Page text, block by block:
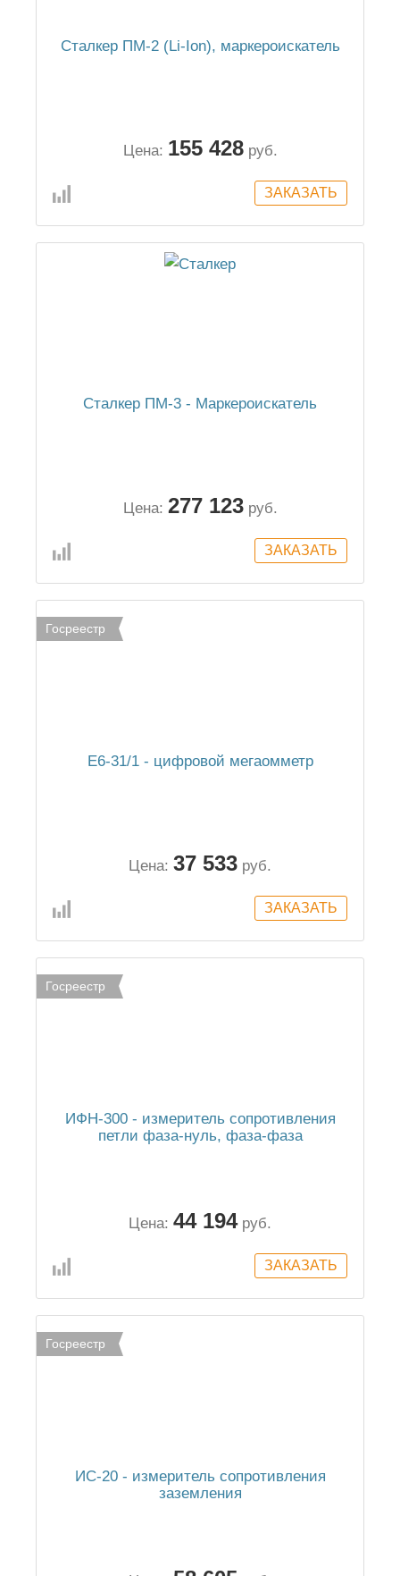
Сталкер ПМ-2 (Li-Ion), маркероискатель
Цена: 155 428 руб.
Сталкер ПМ-3 - Маркероискатель
Цена: 277 123 руб.
Госреестр
Е6-31/1 - цифровой мегаомметр
Цена: 37 533 руб.
Госреестр
ИФН-300 - измеритель сопротивления
петли фаза-нуль, фаза-фаза
Цена: 44 194 руб.
Госреестр
ИС-20 - измеритель сопротивления
заземления